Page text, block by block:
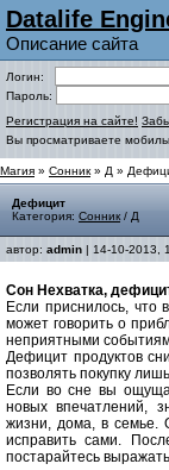
Datalife
Описание сайта
Логин:
Пароль:
Регистрация на сайте!
Вы просматриваете
Магия » Сонник » Д »
Дефицит
Категория: Сонник / Д
автор: admin | 14-10-2013,
Сон Нехватка,
Если приснилось, что
может говорить о
неприятными
Дефицит продуктов
позволять покупку
Если во сне вы
новых впечатлений,
жизни, дома, в семье.
исправить сами.
постарайтесь